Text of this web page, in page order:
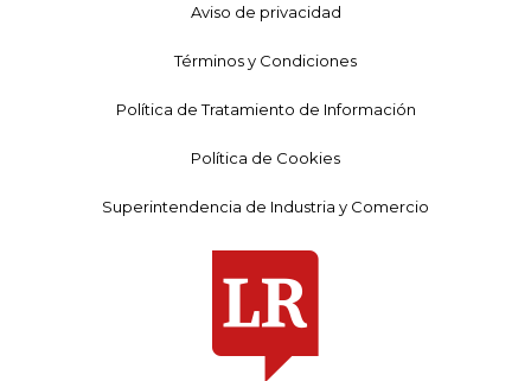
Aviso de privacidad
Términos y Condiciones
Política de Tratamiento de Información
Política de Cookies
Superintendencia de Industria y Comercio